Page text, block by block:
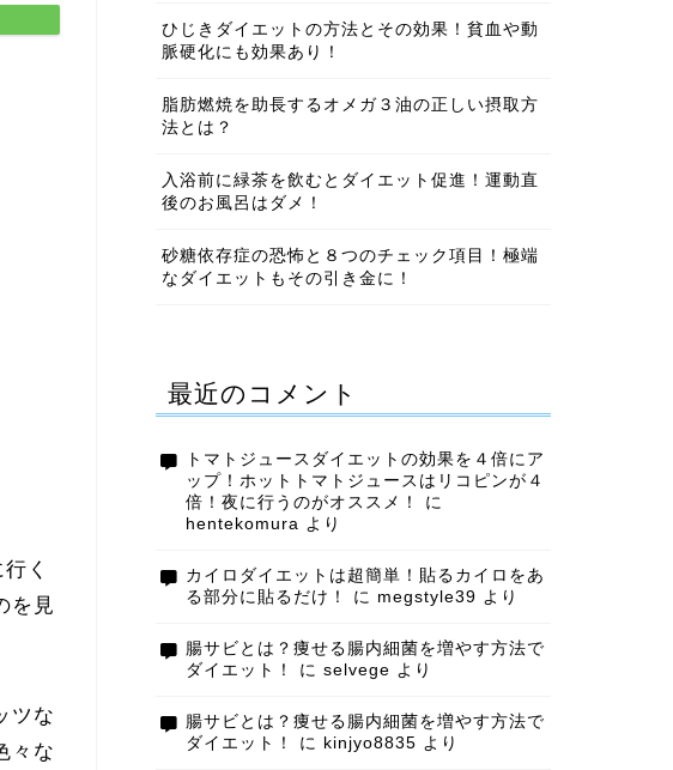
く
を見
ツな
々な
ひじきダイエットの方法とその効果！貧血や動
脈硬化にも効果あり！
脂肪燃焼を助長するオメガ３油の正しい摂取方
法とは？
入浴前に緑茶を飲むとダイエット促進！運動直
後のお風呂はダメ！
砂糖依存症の恐怖と８つのチェック項目！極端
なダイエットもその引き金に！
最近のコメント
トマトジュースダイエットの効果を４倍にア
ップ！ホットトマトジュースはリコピンが４
倍！夜に行うのがオススメ！
に
hentekomura より
カイロダイエットは超簡単！貼るカイロをあ
る部分に貼るだけ！
に megstyle39 より
腸サビとは？痩せる腸内細菌を増やす方法で
ダイエット！
に selvege より
腸サビとは？痩せる腸内細菌を増やす方法で
ダイエット！
に kinjyo8835 より